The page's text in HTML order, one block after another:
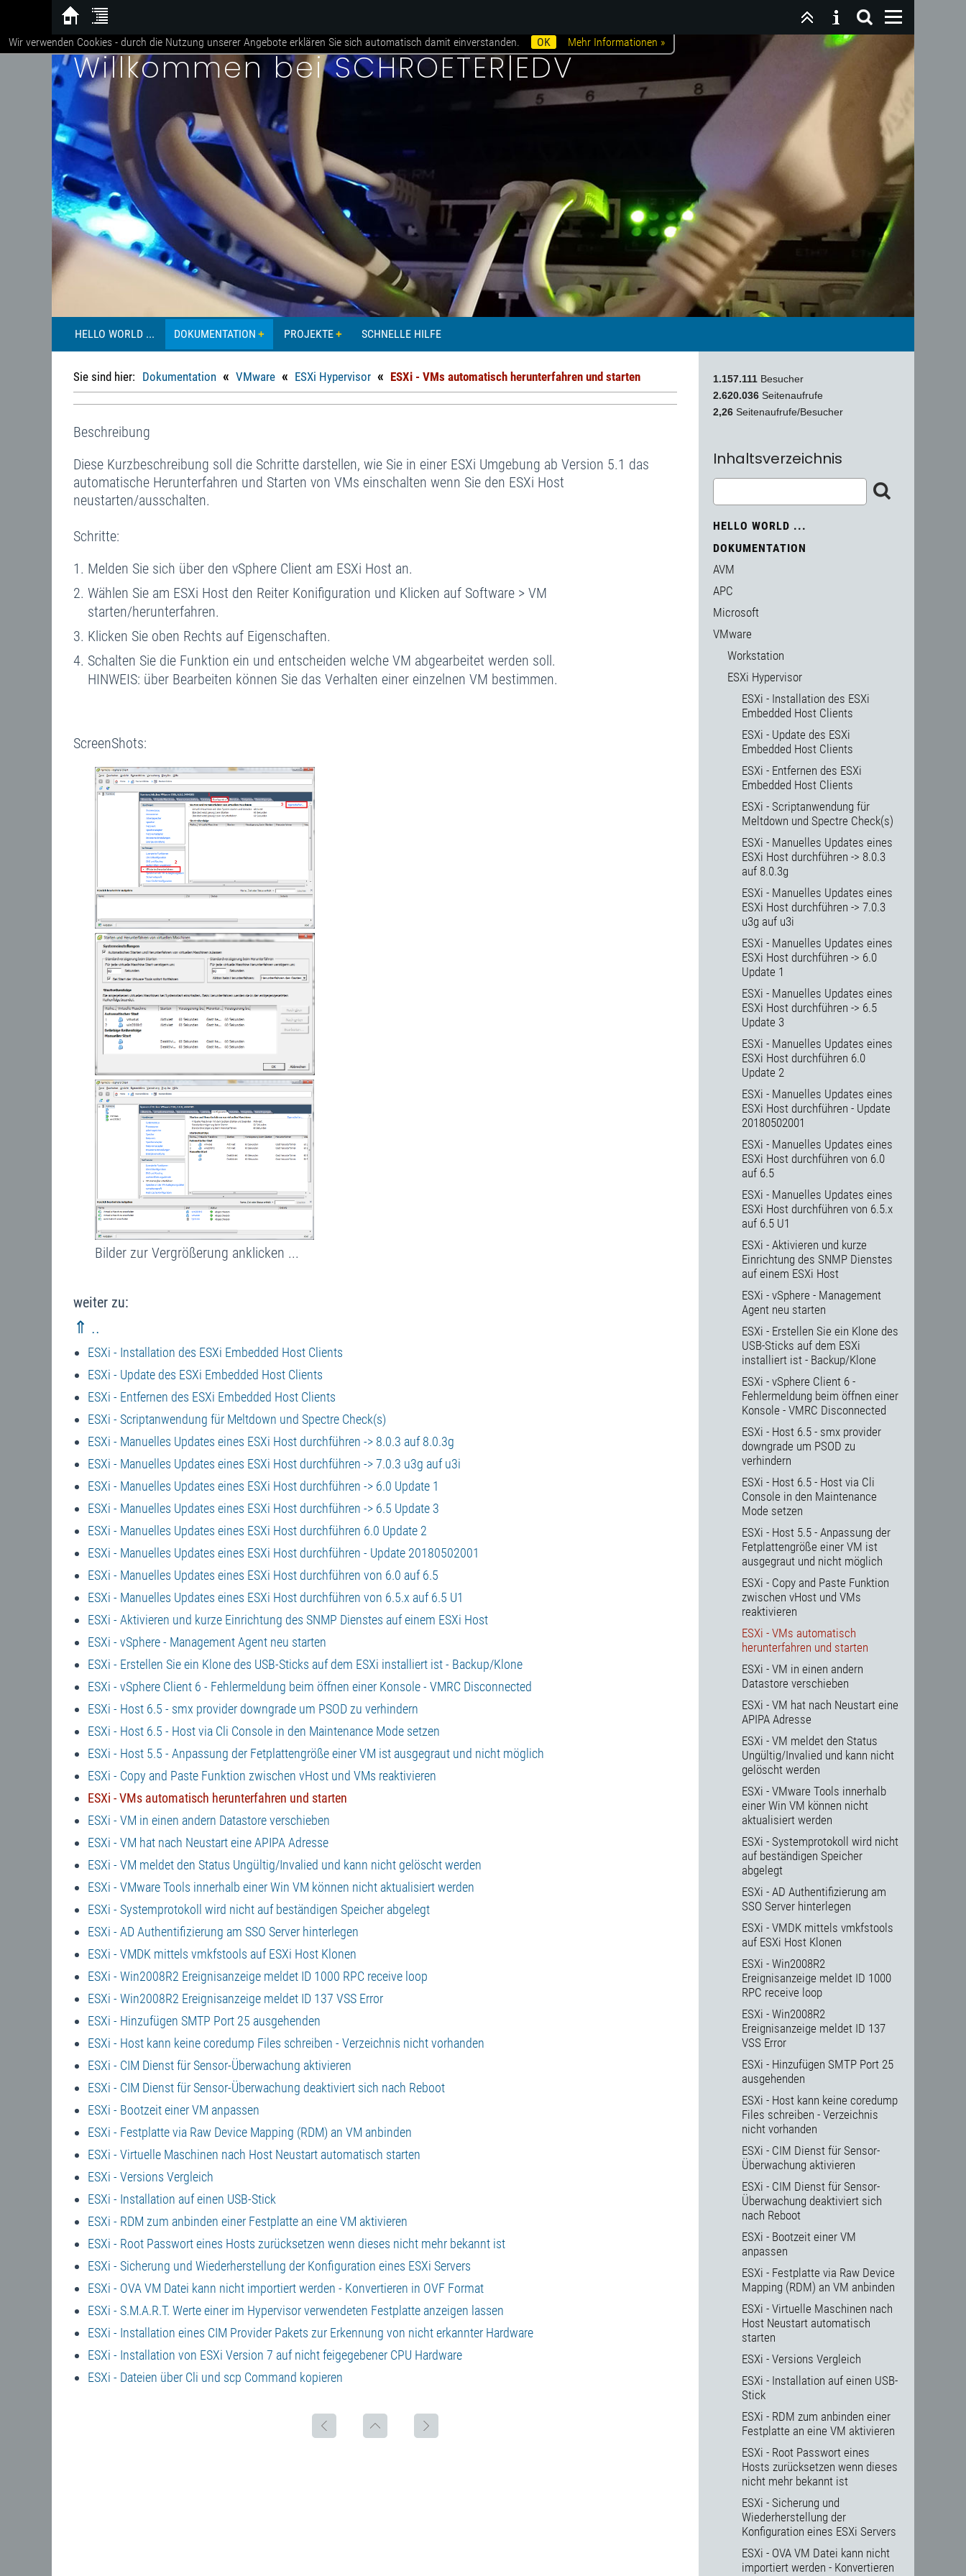
Willkommen bei SCHROETER|EDV
HELLO WORLD ... DOKUMENTATION PROJEKTE SCHNELLE HILFE
Sie sind hier: Dokumentation « VMware « ESXi Hypervisor « ESXi - VMs automatisch herunterfahren und starten
Beschreibung
Diese Kurzbeschreibung soll die Schritte darstellen, wie Sie in einer ESXi Umgebung ab Version 5.1 das
automatische Herunterfahren und Starten von VMs einschalten wenn Sie den ESXi Host
neustarten/ausschalten.
Schritte:
Melden Sie sich über den vSphere Client am ESXi Host an.
Wählen Sie am ESXi Host den Reiter Konifiguration und Klicken auf Software > VM
starten/herunterfahren.
Klicken Sie oben Rechts auf Eigenschaften.
Schalten Sie die Funktion ein und entscheiden welche VM abgearbeitet werden soll.
HINWEIS: über Bearbeiten können Sie das Verhalten einer einzelnen VM bestimmen.
ScreenShots:
Bilder zur Vergrößerung anklicken ...
weiter zu:
⇑ ..
ESXi - Installation des ESXi Embedded Host Clients
ESXi - Update des ESXi Embedded Host Clients
ESXi - Entfernen des ESXi Embedded Host Clients
ESXi - Scriptanwendung für Meltdown und Spectre Check(s)
ESXi - Manuelles Updates eines ESXi Host durchführen -> 8.0.3 auf 8.0.3g
ESXi - Manuelles Updates eines ESXi Host durchführen -> 7.0.3 u3g auf u3i
ESXi - Manuelles Updates eines ESXi Host durchführen -> 6.0 Update 1
ESXi - Manuelles Updates eines ESXi Host durchführen -> 6.5 Update 3
ESXi - Manuelles Updates eines ESXi Host durchführen 6.0 Update 2
ESXi - Manuelles Updates eines ESXi Host durchführen - Update 20180502001
ESXi - Manuelles Updates eines ESXi Host durchführen von 6.0 auf 6.5
ESXi - Manuelles Updates eines ESXi Host durchführen von 6.5.x auf 6.5 U1
ESXi - Aktivieren und kurze Einrichtung des SNMP Dienstes auf einem ESXi Host
ESXi - vSphere - Management Agent neu starten
ESXi - Erstellen Sie ein Klone des USB-Sticks auf dem ESXi installiert ist - Backup/Klone
ESXi - vSphere Client 6 - Fehlermeldung beim öffnen einer Konsole - VMRC Disconnected
ESXi - Host 6.5 - smx provider downgrade um PSOD zu verhindern
ESXi - Host 6.5 - Host via Cli Console in den Maintenance Mode setzen
ESXi - Host 5.5 - Anpassung der Fetplattengröße einer VM ist ausgegraut und nicht möglich
ESXi - Copy and Paste Funktion zwischen vHost und VMs reaktivieren
ESXi - VMs automatisch herunterfahren und starten
ESXi - VM in einen andern Datastore verschieben
ESXi - VM hat nach Neustart eine APIPA Adresse
ESXi - VM meldet den Status Ungültig/Invalied und kann nicht gelöscht werden
ESXi - VMware Tools innerhalb einer Win VM können nicht aktualisiert werden
ESXi - Systemprotokoll wird nicht auf beständigen Speicher abgelegt
ESXi - AD Authentifizierung am SSO Server hinterlegen
ESXi - VMDK mittels vmkfstools auf ESXi Host Klonen
ESXi - Win2008R2 Ereignisanzeige meldet ID 1000 RPC receive loop
ESXi - Win2008R2 Ereignisanzeige meldet ID 137 VSS Error
ESXi - Hinzufügen SMTP Port 25 ausgehenden
ESXi - Host kann keine coredump Files schreiben - Verzeichnis nicht vorhanden
ESXi - CIM Dienst für Sensor-Überwachung aktivieren
ESXi - CIM Dienst für Sensor-Überwachung deaktiviert sich nach Reboot
ESXi - Bootzeit einer VM anpassen
ESXi - Festplatte via Raw Device Mapping (RDM) an VM anbinden
ESXi - Virtuelle Maschinen nach Host Neustart automatisch starten
ESXi - Versions Vergleich
ESXi - Installation auf einen USB-Stick
ESXi - RDM zum anbinden einer Festplatte an eine VM aktivieren
ESXi - Root Passwort eines Hosts zurücksetzen wenn dieses nicht mehr bekannt ist
ESXi - Sicherung und Wiederherstellung der Konfiguration eines ESXi Servers
ESXi - OVA VM Datei kann nicht importiert werden - Konvertieren in OVF Format
ESXi - S.M.A.R.T. Werte einer im Hypervisor verwendeten Festplatte anzeigen lassen
ESXi - Installation eines CIM Provider Pakets zur Erkennung von nicht erkannter Hardware
ESXi - Installation von ESXi Version 7 auf nicht feigegebener CPU Hardware
ESXi - Dateien über Cli und scp Command kopieren
1.157.111 Besucher
2.620.036 Seitenaufrufe
2,26 Seitenaufrufe/Besucher
Inhaltsverzeichnis
HELLO WORLD ...
DOKUMENTATION
AVM
APC
Microsoft
VMware
Workstation
ESXi Hypervisor
ESXi - Installation des ESXi
Embedded Host Clients
ESXi - Update des ESXi
Embedded Host Clients
ESXi - Entfernen des ESXi
Embedded Host Clients
ESXi - Scriptanwendung für
Meltdown und Spectre Check(s)
ESXi - Manuelles Updates eines
ESXi Host durchführen -> 8.0.3
auf 8.0.3g
ESXi - Manuelles Updates eines
ESXi Host durchführen -> 7.0.3
u3g auf u3i
ESXi - Manuelles Updates eines
ESXi Host durchführen -> 6.0
Update 1
ESXi - Manuelles Updates eines
ESXi Host durchführen -> 6.5
Update 3
ESXi - Manuelles Updates eines
ESXi Host durchführen 6.0
Update 2
ESXi - Manuelles Updates eines
ESXi Host durchführen - Update
20180502001
ESXi - Manuelles Updates eines
ESXi Host durchführen von 6.0
auf 6.5
ESXi - Manuelles Updates eines
ESXi Host durchführen von 6.5.x
auf 6.5 U1
ESXi - Aktivieren und kurze
Einrichtung des SNMP Dienstes
auf einem ESXi Host
ESXi - vSphere - Management
Agent neu starten
ESXi - Erstellen Sie ein Klone des
USB-Sticks auf dem ESXi
installiert ist - Backup/Klone
ESXi - vSphere Client 6 -
Fehlermeldung beim öffnen einer
Konsole - VMRC Disconnected
ESXi - Host 6.5 - smx provider
downgrade um PSOD zu
verhindern
ESXi - Host 6.5 - Host via Cli
Console in den Maintenance
Mode setzen
ESXi - Host 5.5 - Anpassung der
Fetplattengröße einer VM ist
ausgegraut und nicht möglich
ESXi - Copy and Paste Funktion
zwischen vHost und VMs
reaktivieren
ESXi - VMs automatisch
herunterfahren und starten
ESXi - VM in einen andern
Datastore verschieben
ESXi - VM hat nach Neustart eine
APIPA Adresse
ESXi - VM meldet den Status
Ungültig/Invalied und kann nicht
gelöscht werden
ESXi - VMware Tools innerhalb
einer Win VM können nicht
aktualisiert werden
ESXi - Systemprotokoll wird nicht
auf beständigen Speicher
abgelegt
ESXi - AD Authentifizierung am
SSO Server hinterlegen
ESXi - VMDK mittels vmkfstools
auf ESXi Host Klonen
ESXi - Win2008R2
Ereignisanzeige meldet ID 1000
RPC receive loop
ESXi - Win2008R2
Ereignisanzeige meldet ID 137
VSS Error
ESXi - Hinzufügen SMTP Port 25
ausgehenden
ESXi - Host kann keine coredump
Files schreiben - Verzeichnis
nicht vorhanden
ESXi - CIM Dienst für Sensor-
Überwachung aktivieren
ESXi - CIM Dienst für Sensor-
Überwachung deaktiviert sich
nach Reboot
ESXi - Bootzeit einer VM
anpassen
ESXi - Festplatte via Raw Device
Mapping (RDM) an VM anbinden
ESXi - Virtuelle Maschinen nach
Host Neustart automatisch
starten
ESXi - Versions Vergleich
ESXi - Installation auf einen USB-
Stick
ESXi - RDM zum anbinden einer
Festplatte an eine VM aktivieren
ESXi - Root Passwort eines
Hosts zurücksetzen wenn dieses
nicht mehr bekannt ist
ESXi - Sicherung und
Wiederherstellung der
Konfiguration eines ESXi Servers
ESXi - OVA VM Datei kann nicht
importiert werden - Konvertieren
Wir verwenden Cookies - durch die Nutzung unserer Angebote erklären Sie sich automatisch damit einverstanden. OK Mehr Informationen »